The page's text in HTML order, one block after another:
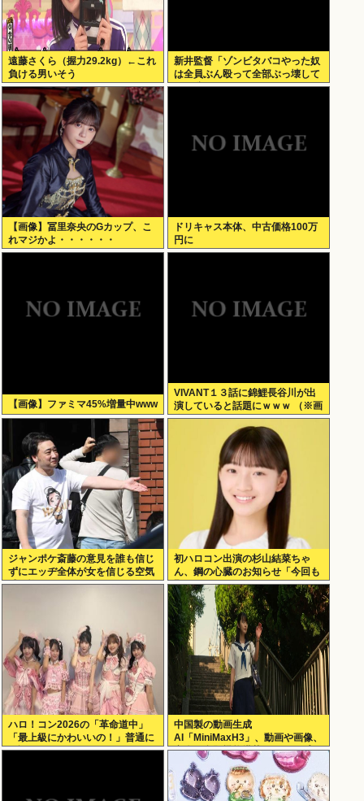
遠藤さくら（握力29.2kg）←これ
負ける男いそう
新井監督「ゾンビタバコやった奴
は全員ぶん殴って全部ぶっ壊して
から辞めたい」
【画像】冨里奈央のGカップ、こ
れマジかよ・・・・・・
ドリキャス本体、中古価格100万
円に
【画像】ファミマ45%増量中www
VIVANT１３話に錦鯉長谷川が出
演していると話題にｗｗｗ （※画
像あり）
ジャンポケ斎藤の意見を誰も信じ
ずにエッヂ全体が女を信じる空気
感、怖すぎる
初ハロコン出演の杉山結菜ちゃ
ん、鋼の心臓のお知らせ「今回も
緊張してません」
ハロ！コン2026の「革命道中」
「最上級にかわいいの！」普通に
好評wwwww
中国製の動画生成
AI「MiniMaxH3」、動画や画像、
音楽の参照機能搭載でディープフ
ェイク作り放題に。終わりの始ま
りか